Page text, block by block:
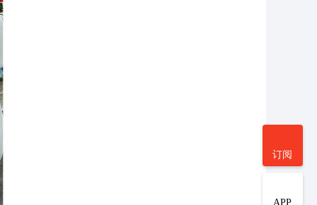
订阅
APP